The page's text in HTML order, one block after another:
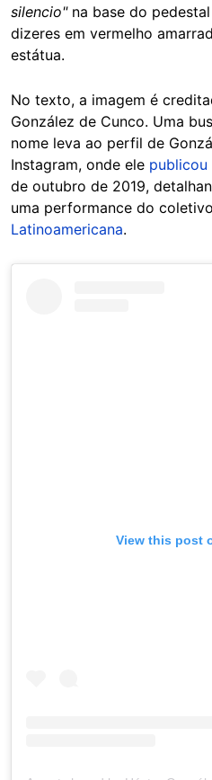
silencio"na base do
dizeres em vermelho
estátua.
No texto, a imagem é
González de Cunco. Uma
nome leva ao perfil de
Instagram, onde ele publicou
de outubro de 2019,
uma performance do coletivo
Latinoamericana.
View this post